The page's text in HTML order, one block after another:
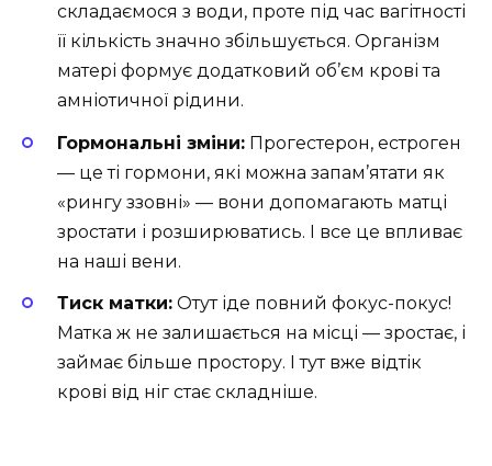
складаємося з води, проте під час вагітності
її кількість значно збільшується. Організм
матері формує додатковий об’єм крові та
амніотичної рідини.
Гормональні зміни: Прогестерон, естроген
— це ті гормони, які можна запам’ятати як
«рингу ззовні» — вони допомагають матці
зростати і розширюватись. І все це впливає
на наші вени.
Тиск матки: Отут іде повний фокус-покус!
Матка ж не залишається на місці — зростає, і
займає більше простору. І тут вже відтік
крові від ніг стає складніше.